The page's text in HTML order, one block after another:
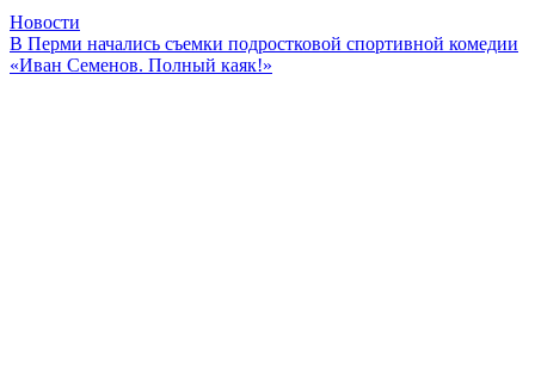
Новости
В Перми начались съемки подростковой спортивной комедии
«Иван Семенов. Полный каяк!»